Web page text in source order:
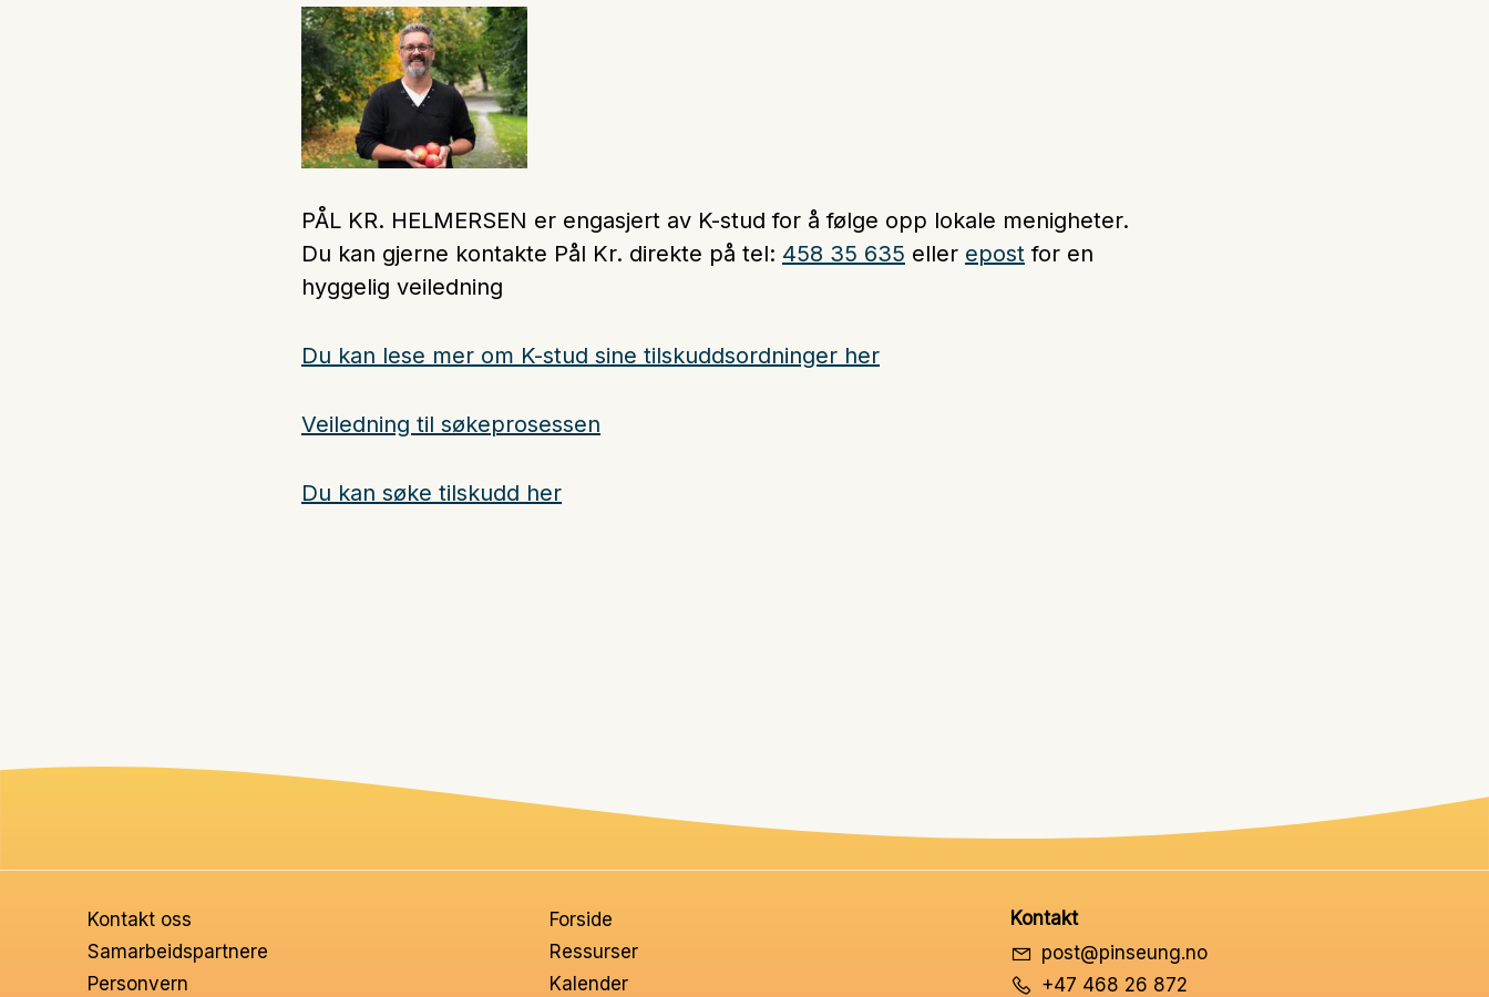
PÅL KR. HELMERSEN er engasjert av K-stud for å følge opp lokale menigheter.
Du kan gjerne kontakte Pål Kr. direkte på tel: 458 35 635 eller epost for en
hyggelig veiledning
Du kan lese mer om K-stud sine tilskuddsordninger her
Veiledning til søkeprosessen
Du kan søke tilskudd her
Kontakt oss
Samarbeidspartnere
Personvern
Forside
Ressurser
Kalender
Kontakt
post@pinseung.no
+47 468 26 872